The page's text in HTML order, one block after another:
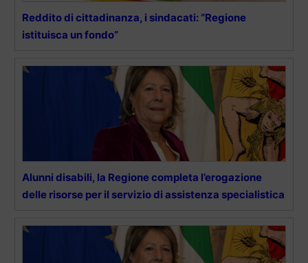
Reddito di cittadinanza, i sindacati: “Regione
istituisca un fondo”
Alunni disabili, la Regione completa l’erogazione
delle risorse per il servizio di assistenza specialistica